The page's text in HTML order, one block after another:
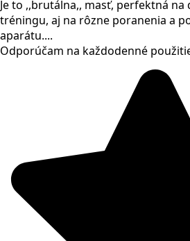
Je to ,,brutálna,, masť, perfektná
tréningu, aj na rôzne poranenia a
aparátu....
Odporúčam na každodenné